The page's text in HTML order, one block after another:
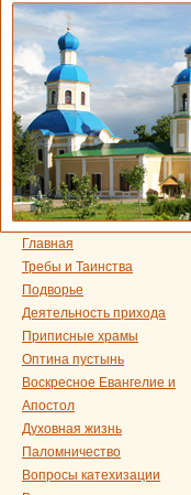
Главная
Требы и Таинства
Подворье
Деятельность прихода
Приписные храмы
Оптина пустынь
Воскресное Евангелие и
Апостол
Духовная жизнь
Паломничество
Вопросы катехизации